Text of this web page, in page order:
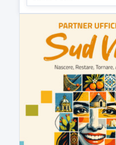
Inaugurato il nuovo
SS212 Variante Fortorina
Un nuovo tassello per la
Sannio e delle...